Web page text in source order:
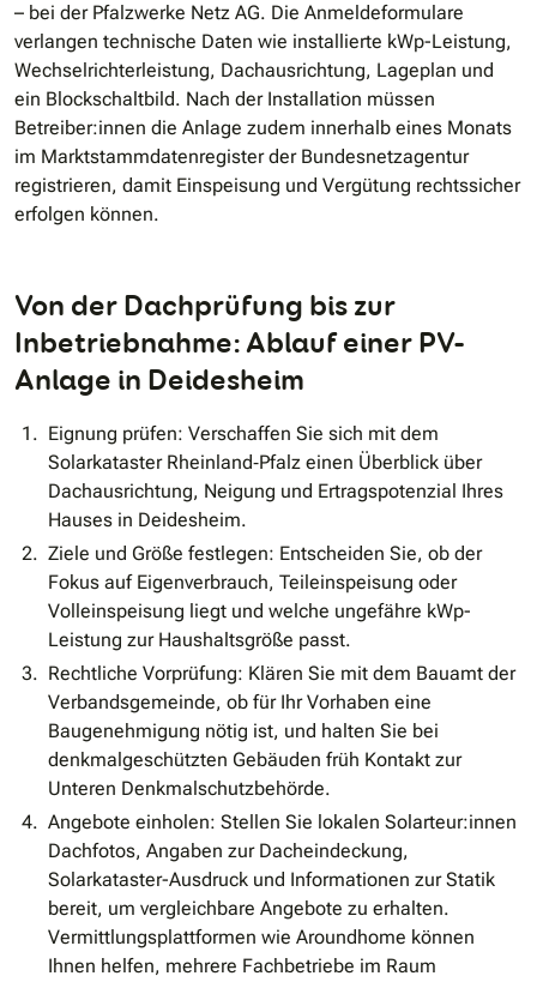
– bei der Pfalzwerke Netz AG. Die Anmeldeformulare
verlangen technische Daten wie installierte kWp-Leistung,
Wechselrichterleistung, Dachausrichtung, Lageplan und
ein Blockschaltbild. Nach der Installation müssen
Betreiber:innen die Anlage zudem innerhalb eines Monats
im Marktstammdatenregister der Bundesnetzagentur
registrieren, damit Einspeisung und Vergütung rechtssicher
erfolgen können.
Von der Dachprüfung bis zur
Inbetriebnahme: Ablauf einer PV-
Anlage in Deidesheim
Eignung prüfen: Verschaffen Sie sich mit dem
Solarkataster Rheinland‐Pfalz einen Überblick über
Dachausrichtung, Neigung und Ertragspotenzial Ihres
Hauses in Deidesheim.
Ziele und Größe festlegen: Entscheiden Sie, ob der
Fokus auf Eigenverbrauch, Teileinspeisung oder
Volleinspeisung liegt und welche ungefähre kWp-
Leistung zur Haushaltsgröße passt.
Rechtliche Vorprüfung: Klären Sie mit dem Bauamt der
Verbandsgemeinde, ob für Ihr Vorhaben eine
Baugenehmigung nötig ist, und halten Sie bei
denkmalgeschützten Gebäuden früh Kontakt zur
Unteren Denkmalschutzbehörde.
Angebote einholen: Stellen Sie lokalen Solarteur:innen
Dachfotos, Angaben zur Dacheindeckung,
Solarkataster-Ausdruck und Informationen zur Statik
bereit, um vergleichbare Angebote zu erhalten.
Vermittlungsplattformen wie Aroundhome können
Ihnen helfen, mehrere Fachbetriebe im Raum